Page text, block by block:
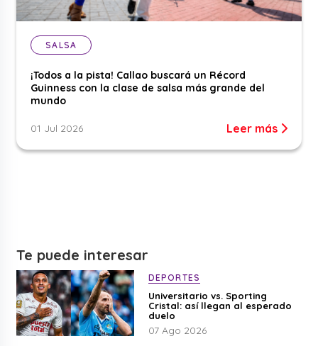
SALSA
¡Todos a la pista! Callao buscará un Récord
Guinness con la clase de salsa más grande del
mundo
01 Jul 2026 Leer más
Te puede interesar
DEPORTES
Universitario vs. Sporting
Cristal: así llegan al esperado
duelo
07 Ago 2026